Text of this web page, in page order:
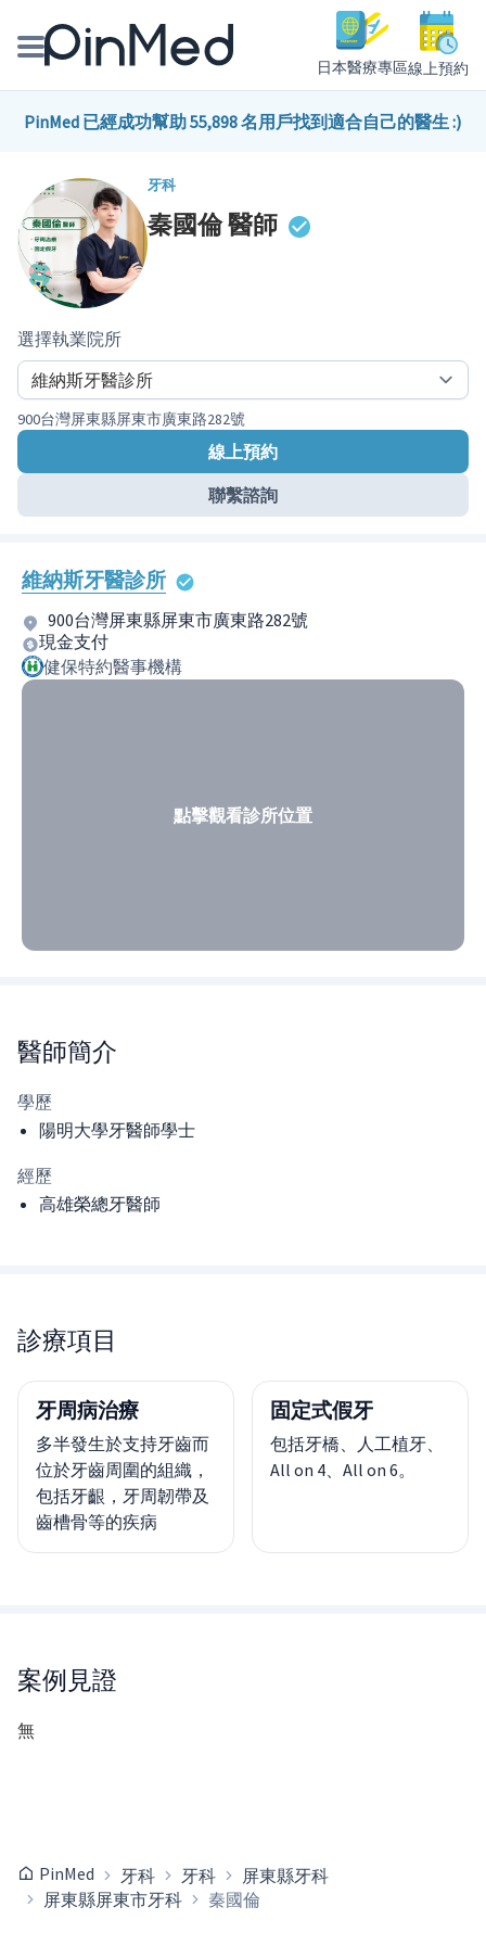
日本醫療專區線上預約
線上預約醫師、院所
醫師專欄專訪
健康主題館
PinMed 已經成功幫助 55,898 名用戶找到適合自己的醫生 :)
牙科
秦國倫醫師
選擇執業院所
900台灣屏東縣屏東市廣東路282號
線上預約
聯繫諮詢
維納斯牙醫診所
900台灣屏東縣屏東市廣東路282號
現金支付
健保特約醫事機構
點擊觀看診所位置
醫師簡介
學歷
陽明大學牙醫師學士
經歷
高雄榮總牙醫師
診療項目
牙周病治療
多半發生於支持牙齒而
位於牙齒周圍的組織，
包括牙齦，牙周韌帶及
齒槽骨等的疾病
固定式假牙
包括牙橋、人工植牙、
All on 4、All on 6。
案例見證
無
PinMed 牙科 牙科
屏東縣牙科
屏東縣屏東市牙科
秦國倫